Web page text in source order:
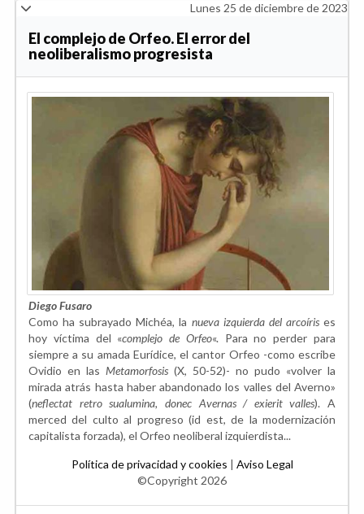
Lunes 25 de diciembre de 2023
El complejo de Orfeo. El error del
neoliberalismo progresista
Diego Fusaro
Como ha subrayado Michéa, la nueva izquierda del arcoírises
hoy víctima del «complejo de Orfeo«. Para no perder para
siempre a su amada Eurídice, el cantor Orfeo -como escribe
Ovidio en las Metamorfosis (X, 50-52)- no pudo «volver la
mirada atrás hasta haber abandonado los valles del Averno»
(neflectat retro sualumina, donec Avernas / exierit valles). A
merced del culto al progreso (id est, de la modernización
capitalista forzada), el Orfeo neoliberal izquierdista...
Política de privacidad y cookies | Aviso Legal
©Copyright 2026